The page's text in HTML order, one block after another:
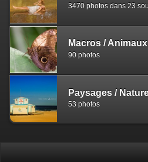
3470 photos dans 23
Macros / Animaux
90 photos
Paysages /
53 photos